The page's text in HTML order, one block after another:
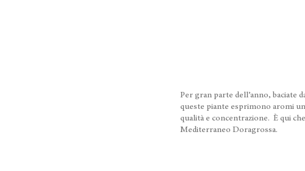
Per gran parte dell’anno, baciate
queste piante esprimono aromi
qualità e concentrazione. È qui
Mediterraneo Doragrossa.